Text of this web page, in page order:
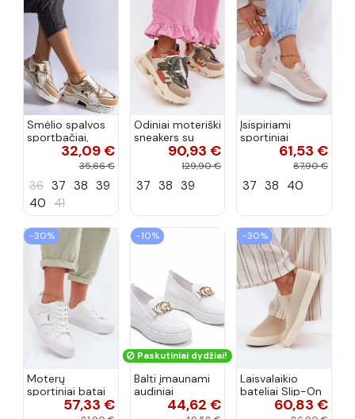
Smėlio spalvos
sportbačiai,
dekoruoti Valdez
cirkonio virvele
32,09 €
35,66 €
36 37 38 39
40 41
Odiniai moteriški
sneakers su
platforma D&A
CR61-3133
90,93 €
129,90 €
37 38 39
Įsispiriami
sportiniai
bateliai Kobbo
102425 smėlio
61,53 €
87,90 €
37 38 40
−30%
Moterų
sportiniai batai
su ažūro57,33 €
−10%
Paskutiniai dydžiai!
Balti įmaunami
audiniai
sportbačiai su
44,62 €
−30%
Laisvalaikio
bateliai Slip-On
Big Star60,83 €